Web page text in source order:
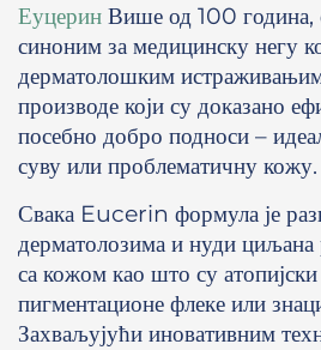
Еуцерин Више од 100 година,
синоним за медицинску негу
дерматолошким
производе који су доказано
посебно добро подноси –
суву или проблематичну кожу.
Свака Eucerin формула је
дерматолозима и нуди
са кожом као што су атопијски
пигментационе флеке или
Захваљујући иновативним